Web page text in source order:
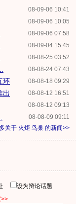
08-09-06 10:41
08-09-06 10:05
08-09-06 07:58
08-09-04 15:45
08-08-25 03:52
08-08-24 07:43
08-08-18 09:29
环
08-08-12 16:51
出
08-08-12 09:13
08-08-09 09:11
关于 火炬 鸟巢 的新闻>>
设为辩论话题